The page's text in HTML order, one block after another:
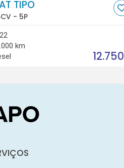
TIPO
- 5P
km
12.750